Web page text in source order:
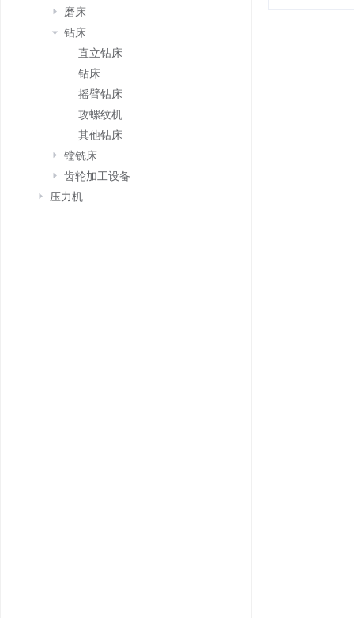
磨床
钻床
直立钻床
钻床
摇臂钻床
攻螺纹机
其他钻床
镗铣床
齿轮加工设备
压力机